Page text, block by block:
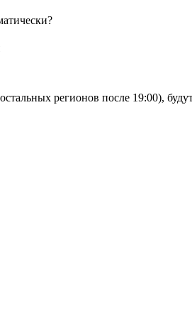
регионов после 19:00),